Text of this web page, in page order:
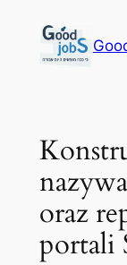
content
oraz
portali